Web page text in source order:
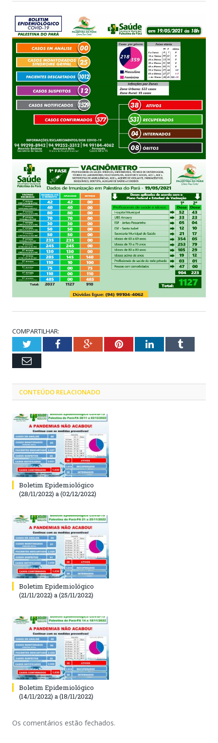
COMPARTILHAR:
TwitterFacebookGoogle+PinterestLinkedInTumblr
Email
CONTEÚDO RELACIONADO
Boletim Epidemiológico
(28/11/2022) a (02/12/2022)
Boletim Epidemiológico
(21/11/2022) a (25/11/2022)
Boletim Epidemiológico
(14/11/2022) a (18/11/2022)
Os comentários estão fechados.